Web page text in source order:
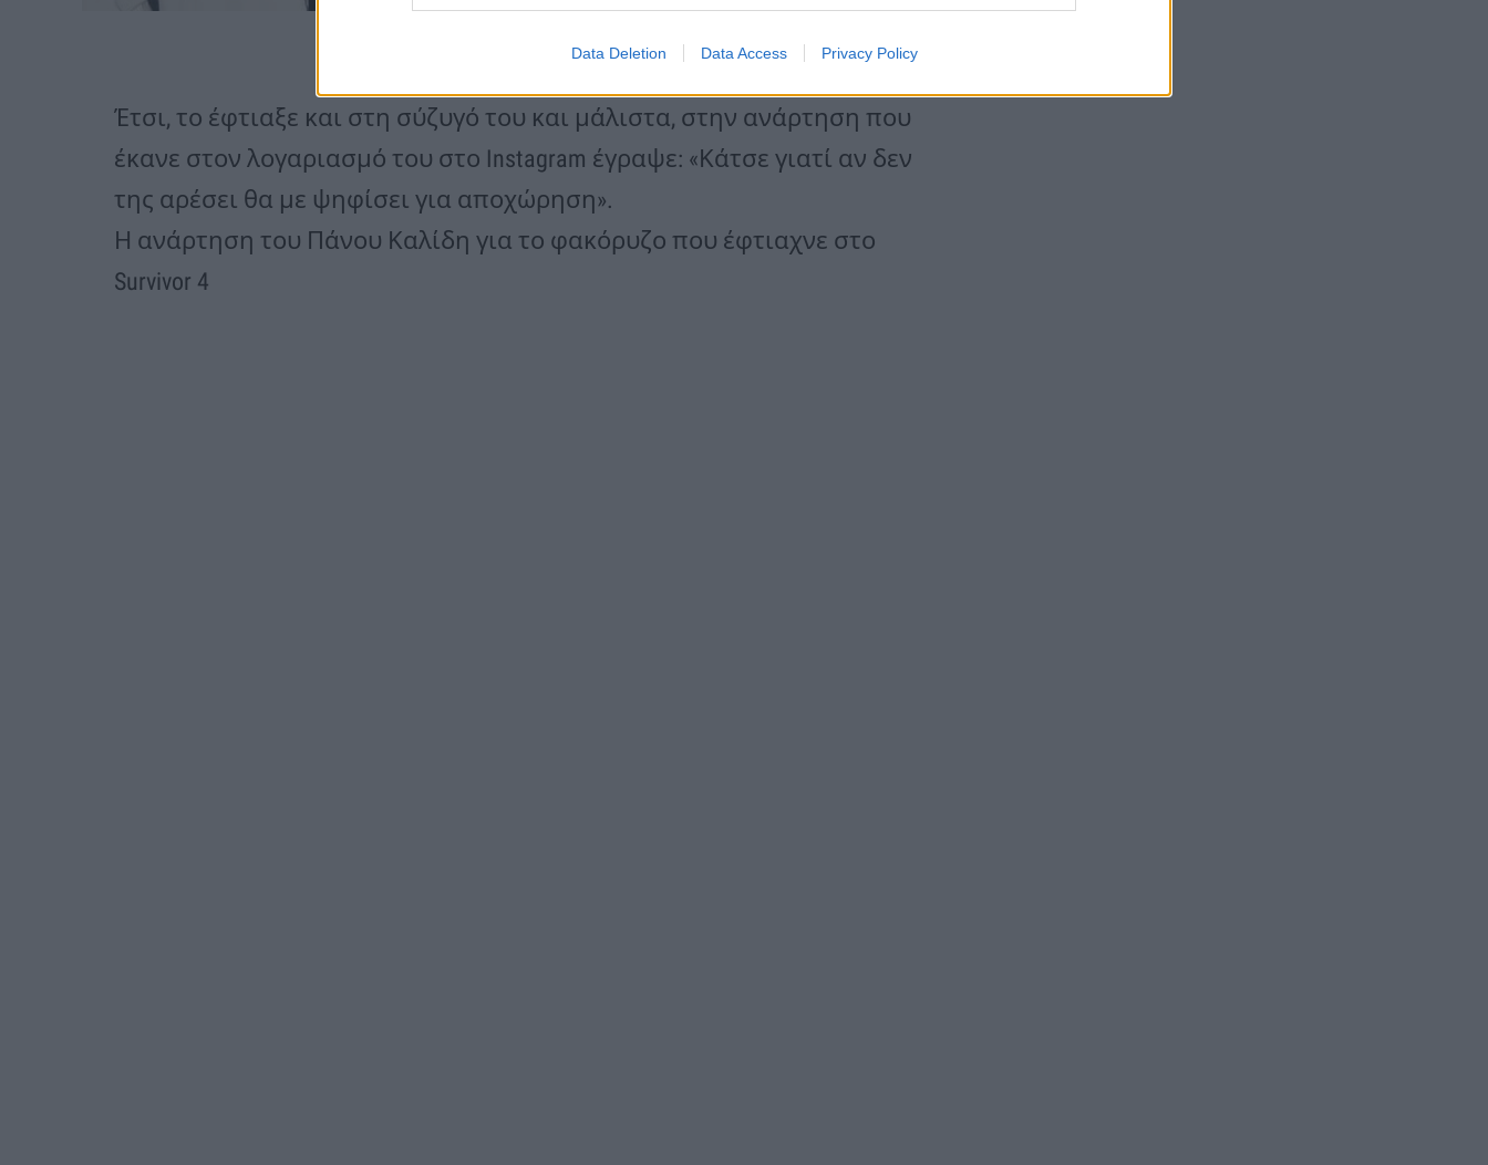
Data Deletion Data Access Privacy Policy
Έτσι, το έφτιαξε και στη σύζυγό του και μάλιστα, στην ανάρτηση που
έκανε στον λογαριασμό του στο Instagram έγραψε: «Κάτσε γιατί αν δεν
της αρέσει θα με ψηφίσει για αποχώρηση».
Η ανάρτηση του Πάνου Καλίδη για το φακόρυζο που έφτιαχνε στο
Survivor 4